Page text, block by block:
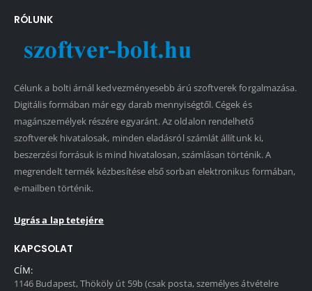
RÓLUNK
Célunk a bolti árnál kedvezményesebb árú szoftverek forgalmazása.
Digitális formában már egy darab mennyiségtől. Cégek és
magánszemélyek részére egyaránt. Az oldalon rendelhető
szoftverek hivatalosak, minden eladásról számlát állítunk ki,
beszerzési forrásuk is mind hivatalosan, számlásan történik. A
megrendelt termék kézbesítése első sorban elektronikus formában,
e-mailben történik.
Ugrás a lap tetejére
KAPCSOLAT
CÍM:
1146 Budapest, Thököly út 59b (csak posta, személyes átvételre